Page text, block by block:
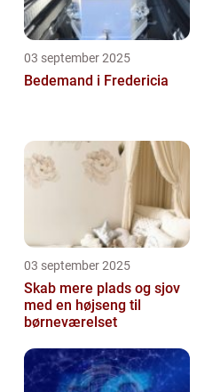
03 september 2025
Bedemand i Fredericia
03 september 2025
Skab mere plads og sjov
med en højseng til
børneværelset